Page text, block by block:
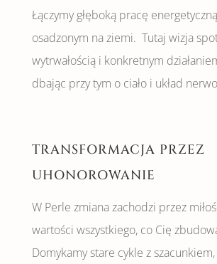
Łączymy głęboką pracę
osadzonym na ziemi. Tutaj wizja
wytrwałością i konkretnym
dbając przy tym o ciało i układ
TRANSFORMACJA PRZEZ
UHONOROWANIE
W Perle zmiana zachodzi przez
wartości wszystkiego, co Cię
Domykamy stare cykle z